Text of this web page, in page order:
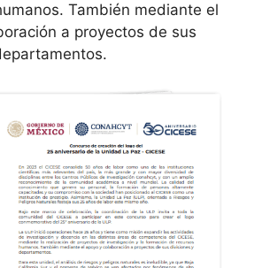
También mediante el
a proyectos de sus